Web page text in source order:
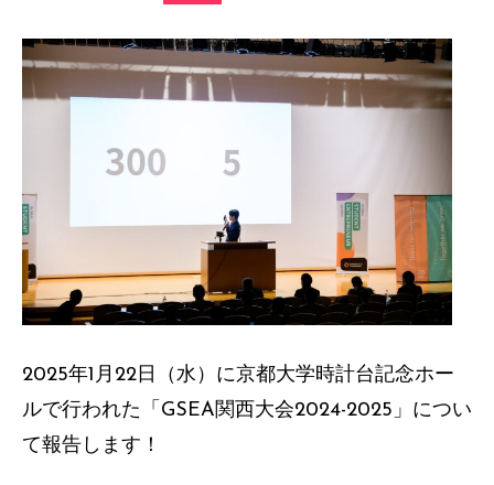
2025年1月22日（水）に京都大学時計台記念ホー
ルで行われた「GSEA関西大会2024-2025」につい
て報告します！